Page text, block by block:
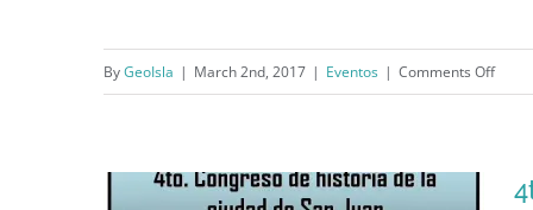
antigua desde otras miradas
ByGeoIsla | March 2nd, 2017 | Eventos | Comments Offon